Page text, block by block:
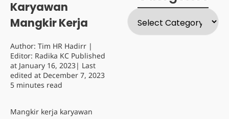
Karyawan
Mangkir Kerja
Author: Tim HR Hadirr |
Editor: Radika KC Published
at January 16, 2023| Last
edited at December 7, 2023
5 minutes read
Mangkir kerja karyawan